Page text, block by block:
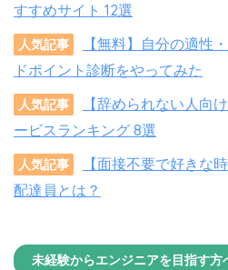
すすめサイト 12選
人気記事
【無料】自分の適性
ドポイント診断をやってみた
人気記事
【辞められない人向
ービスランキング 8選
人気記事
【面接不要で好きな
配達員とは？
未経験からエンジニアを目指す方